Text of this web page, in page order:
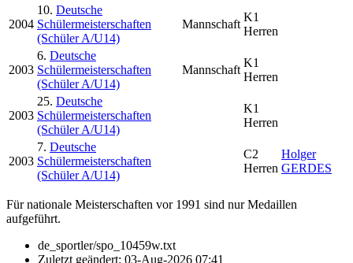
2004
10. Deutsche
Schülermeisterschaften
(Schüler A/U14)
Mannschaft
K1
Herren
2003
6. Deutsche
Schülermeisterschaften
(Schüler A/U14)
Mannschaft
K1
Herren
2003
25. Deutsche
Schülermeisterschaften
(Schüler A/U14)
K1
Herren
2003
7. Deutsche
Schülermeisterschaften
(Schüler A/U14)
C2
Herren
Holger
GERDES
Für nationale Meisterschaften vor 1991 sind nur Medaillen
aufgeführt.
de_sportler/spo_10459w.txt
Zuletzt geändert: 03-Aug-2026 07:41